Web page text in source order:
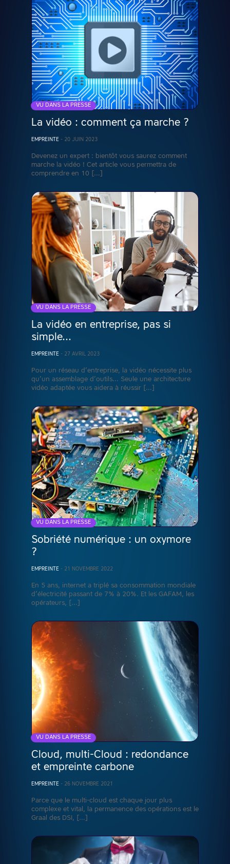
VU DANS LA PRESSE
La vidéo : comment ça marche ?
EMPREINTE - 20 JUIN 2023
Devenez un expert : bientôt vous saurez comment
marche la vidéo ! Cet article vous permettra de
comprendre en 10 […]
VU DANS LA PRESSE
La vidéo en entreprise, pas si
simple…
EMPREINTE- 27 AVRIL 2023
Pour un réseau d’entreprise, la vidéo nécessite plus
qu’un assemblage d’outils… Seule une architecture
vidéo adaptée vous aidera à réussir […]
VU DANS LA PRESSE
Sobriété numérique : un oxymore
?
EMPREINTE - 21 NOVEMBRE 2022
En 5 ans, internet a triplé sa consommation mondiale
d’électricité passant de 7% à 20%. Et les GAFAM, les
opérateurs, […]
VU DANS LA PRESSE
Cloud, multi-Cloud : redondance
et empreinte carbone
EMPREINTE - 26 NOVEMBRE 2021
Parce que le multi-cloud est chaque jour plus
complexe et vital, la permanence des opérations est le
Graal des DSI, […]